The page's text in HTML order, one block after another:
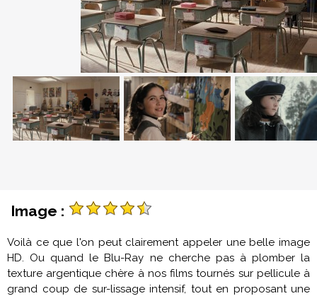
Image :
Voilà ce que l'on peut clairement appeler une belle image
HD. Ou quand le Blu-Ray ne cherche pas à plomber la
texture argentique chère à nos films tournés sur pellicule à
grand coup de sur-lissage intensif, tout en proposant une